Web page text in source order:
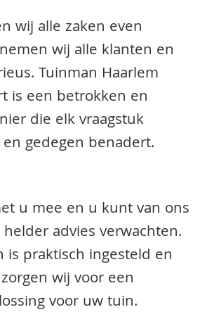
wij alle zaken even
wij alle klanten en
Tuinman Haarlem
is een betrokken en
die elk vraagstuk
gedegen benadert.
u mee en u kunt van ons
advies verwachten.
is praktisch ingesteld en
wij voor een
voor uw tuin.